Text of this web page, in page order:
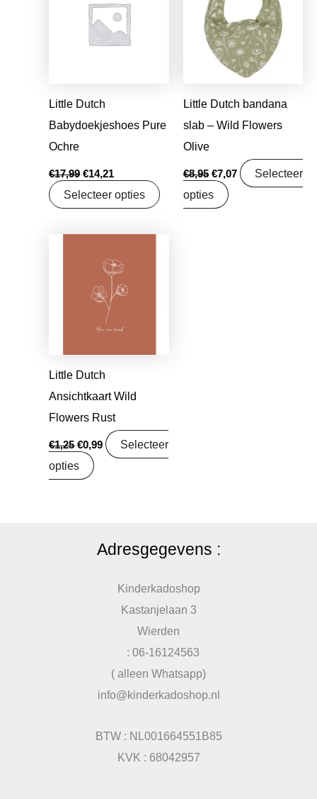
Little Dutch
Babydoekjeshoes Pure
Ochre
€17,99
€17,99.
€14,21
€14,21.
Selecteer opties
Little Dutch bandana
slab – Wild Flowers
Olive
€8,95
€8,95.
€7,07
€7,07.
Selecteer
opties
Little Dutch
Ansichtkaart Wild
Flowers Rust
€1,25 €0,99
is:
€0,99.
Selecteer
opties
Adresgegevens :
Kinderkadoshop
Kastanjelaan 3
Wierden
: 06-16124563
( alleen Whatsapp)
info@kinderkadoshop.nl
BTW : NL001664551B85
KVK : 68042957